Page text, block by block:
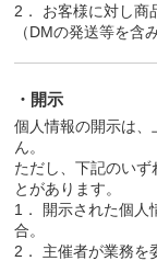
2． お客様に対し商
（DMの発送等を含
・開示
個人情報の開示は
ん。
ただし、下記のいず
とがあります。
1． 開示された個人
合。
2． 主催者が業務を